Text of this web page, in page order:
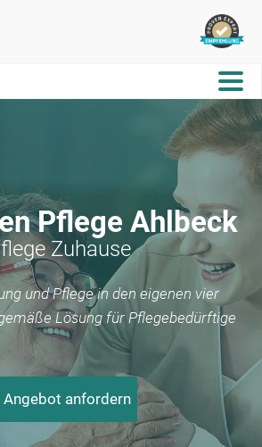
Pflege Ahlbeck
Zuhause
und Pflege in den eigenen vier
Lösung für Pflegebedürftige
anfordern